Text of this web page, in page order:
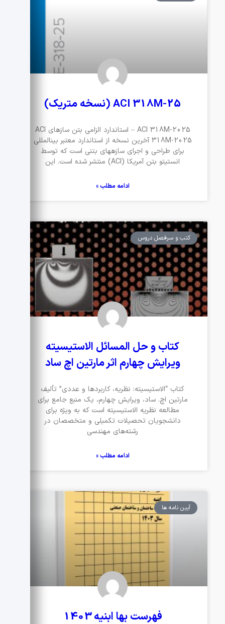
ACI 318M-25 (نسخه متریک)
ACI 318M-2025 – استاندارد الزامی بتن سازهای ACI
318M-2025 آخرین نسخه از استاندارد معتبر بینالمللی
برای طراحی و اجرای سازههای بتنی است که توسط
انستیتو بتن آمریکا (ACI) منتشر شده است. این
ادامه مطلب »
کتب و سرفصل دروس
کتاب و حل المسائل الاستیسیته
ویرایش چهارم اثر مارتین اچ ساد
کتاب “الاستیسیته: نظریه، کاربردها و عددی” تألیف
مارتین اچ. ساد، ویرایش چهارم، یک منبع جامع برای
مطالعه نظریه الاستیسیته است که به ویژه برای
دانشجویان تحصیلات تکمیلی و متخصصان در
رشته‌های مهندسی
ادامه مطلب »
آیین نامه ها
فهرست بها ابنیه 1403